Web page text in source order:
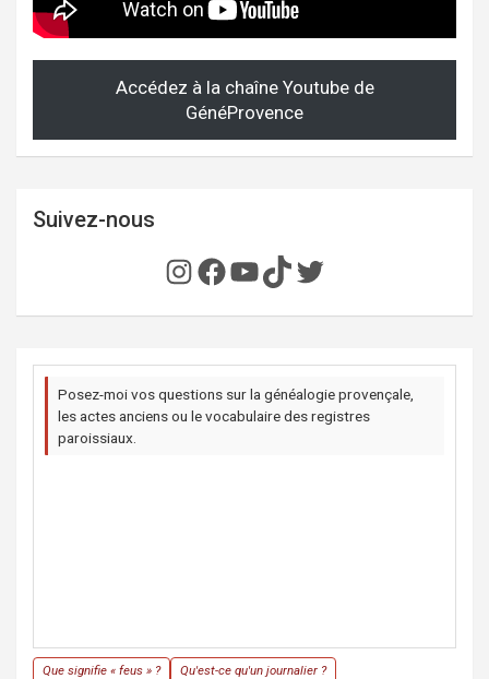
Accédez à la chaîne Youtube de
GénéProvence
Suivez-nous
Instagram
Facebook
YouTube
TikTok
Twitter
Posez-moi vos questions sur la généalogie provençale,
les actes anciens ou le vocabulaire des registres
paroissiaux.
Que signifie « feus » ?
Qu'est-ce qu'un journalier ?